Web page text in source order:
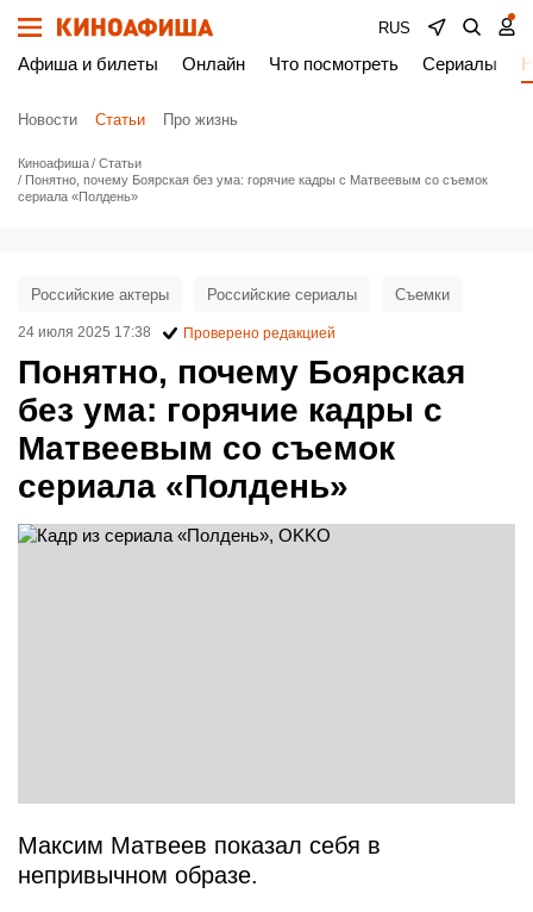
RUS
Афиша и билеты Онлайн Что посмотреть Сериалы
Новости Статьи Про жизнь
Киноафиша
Статьи
Понятно, почему Боярская без ума: горячие кадры с Матвеевым со съемок
сериала «Полдень»
Понятно, почему Боярская
без ума: горячие кадры с
Матвеевым со съемок
сериала «Полдень»
Российские актеры Российские сериалы Съемки
24 июля 2025 17:38 Проверено редакцией
Максим Матвеев показал себя в
непривычном образе.